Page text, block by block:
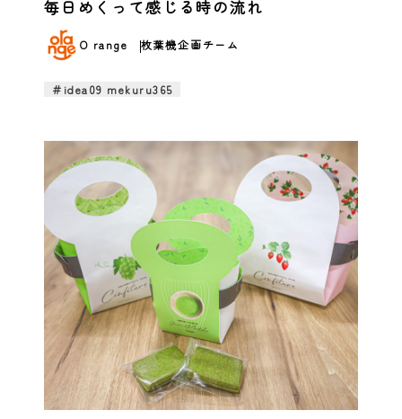
毎日めくって感じる時の流れ
O range 枚葉機企画チーム
＃idea09 mekuru365